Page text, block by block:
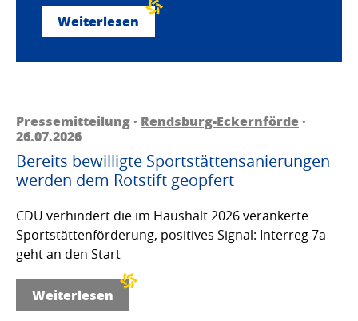
Weiterlesen
Pressemitteilung · Rendsburg-Eckernförde·
26.07.2026
Bereits bewilligte Sportstättensanierungen
werden dem Rotstift geopfert
CDU verhindert die im Haushalt 2026 verankerte
Sportstättenförderung, positives Signal: Interreg 7a
geht an den Start
Weiterlesen